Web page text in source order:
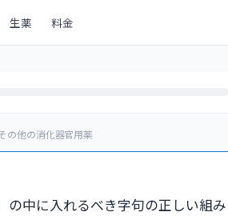
生薬 料金
の他の消化器官用薬
の中に入れるべき字句の正しい組み